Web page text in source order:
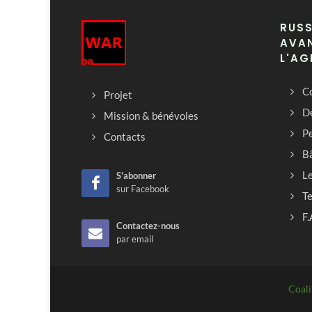
Projet
Mission & bénévoles
Contacts
S'abonner
sur Facebook
Contactez-nous
par email